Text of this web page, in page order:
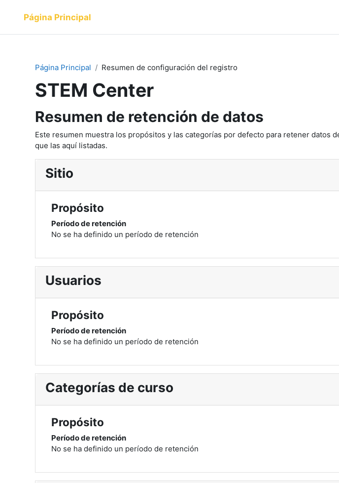
Página Principal
Página Principal Resumen de configuración del registro
STEM Center
Resumen de retención de datos
Este resumen muestra los propósitos y las categorías por defecto para retener
que las aquí listadas.
Sitio
Propósito
Período de retención
No se ha definido un período de retención
Usuarios
Propósito
Período de retención
No se ha definido un período de retención
Categorías de curso
Propósito
Período de retención
No se ha definido un período de retención